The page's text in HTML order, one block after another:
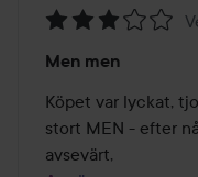
3
av
5
Men men
Köpet var lyckat,
stort MEN - efter
avsevärt,